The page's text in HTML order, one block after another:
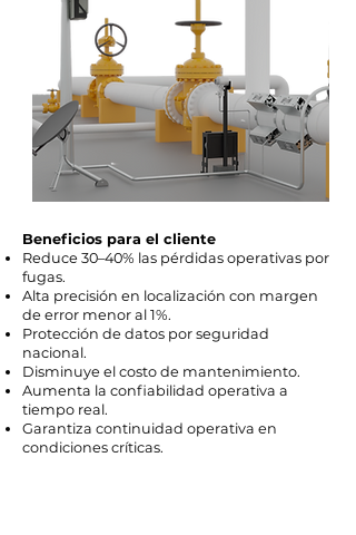
Beneficios para el cliente
Reduce 30–40% las pérdidas operativas por
fugas.
Alta precisión en localización con margen
de error menor al 1%.
Protección de datos por seguridad
nacional.
Disminuye el costo de mantenimiento.
Aumenta la confiabilidad operativa a
tiempo real.
Garantiza continuidad operativa en
condiciones críticas.